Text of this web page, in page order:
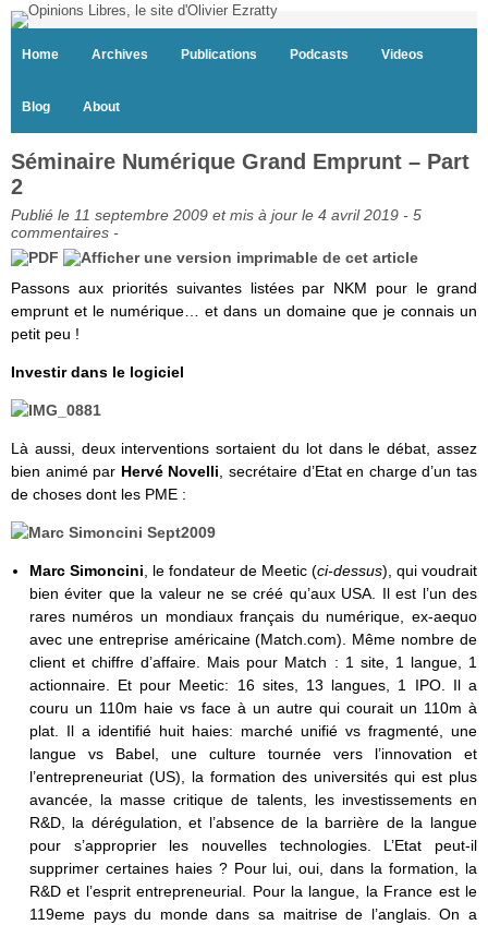
Home Archives Publications Podcasts Videos
Blog About
Séminaire Numérique Grand Emprunt – Part
2
Publié le 11 septembre 2009 et mis à jour le 4 avril 2019 - 5
commentaires -
Passons aux priorités suivantes listées par NKM pour le grand
emprunt et le numérique… et dans un domaine que je connais un
petit peu !
Investir dans le logiciel
Là aussi, deux interventions sortaient du lot dans le débat, assez
bien animé par Hervé Novelli, secrétaire d’Etat en charge d’un tas
de choses dont les PME :
Marc Simoncini, le fondateur de Meetic (ci-dessus), qui voudrait
bien éviter que la valeur ne se créé qu’aux USA. Il est l’un des
rares numéros un mondiaux français du numérique, ex-aequo
avec une entreprise américaine (Match.com). Même nombre de
client et chiffre d’affaire. Mais pour Match : 1 site, 1 langue, 1
actionnaire. Et pour Meetic: 16 sites, 13 langues, 1 IPO. Il a
couru un 110m haie vs face à un autre qui courait un 110m à
plat. Il a identifié huit haies: marché unifié vs fragmenté, une
langue vs Babel, une culture tournée vers l’innovation et
l’entrepreneuriat (US), la formation des universités qui est plus
avancée, la masse critique de talents, les investissements en
R&D, la dérégulation, et l’absence de la barrière de la langue
pour s’approprier les nouvelles technologies. L’Etat peut-il
supprimer certaines haies ? Pour lui, oui, dans la formation, la
R&D et l’esprit entrepreneurial. Pour la langue, la France est le
119eme pays du monde dans sa maitrise de l’anglais. On a